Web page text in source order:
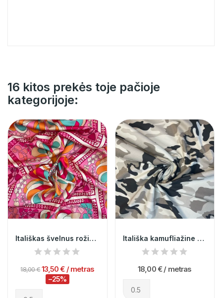
16 kitos prekės toje pačioje
kategorijoje:
Itališkas švelnus rožinis margas poliesteris
18,00 €13,50 € / metras
−25%
Itališka kamufliažine medvilnė su viskoze
18,00 € / metras